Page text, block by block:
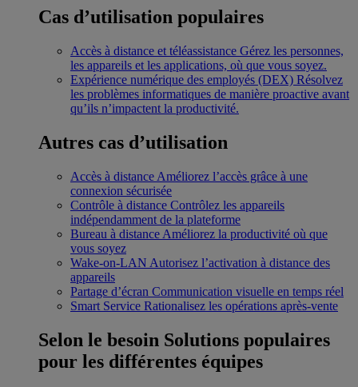
Cas d’utilisation populaires
Accès à distance et téléassistance Gérez les personnes,
les appareils et les applications, où que vous soyez.
Expérience numérique des employés (DEX) Résolvez
les problèmes informatiques de manière proactive avant
qu’ils n’impactent la productivité.
Autres cas d’utilisation
Accès à distance Améliorez l’accès grâce à une
connexion sécurisée
Contrôle à distance Contrôlez les appareils
indépendamment de la plateforme
Bureau à distance Améliorez la productivité où que
vous soyez
Wake-on-LAN Autorisez l’activation à distance des
appareils
Partage d’écran Communication visuelle en temps réel
Smart Service Rationalisez les opérations après-vente
Selon le besoin Solutions populaires
pour les différentes équipes